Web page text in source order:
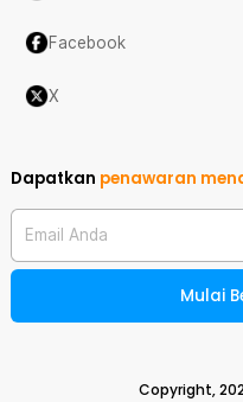
Facebook
X
Dapatkan penawaran
Email Anda
Mulai
Copyright,